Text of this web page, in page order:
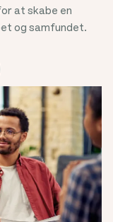
at skabe en
og samfundet.